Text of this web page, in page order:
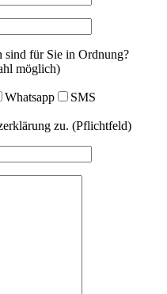
für Sie in Ordnung?
möglich)
Whatsapp SMS
zu. (Pflichtfeld)